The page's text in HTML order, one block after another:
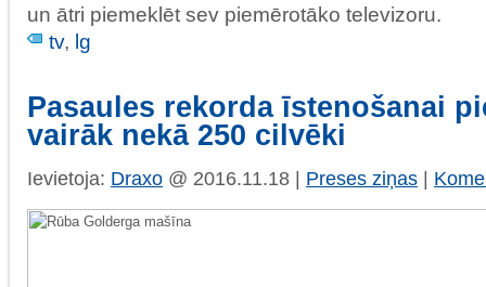
un ātri piemeklēt sev piemērotāko televizoru.
tv, lg
Pasaules rekorda īstenošanai
vairāk nekā 250 cilvēki
Ievietoja: Draxo @ 2016.11.18 | Preses ziņas |